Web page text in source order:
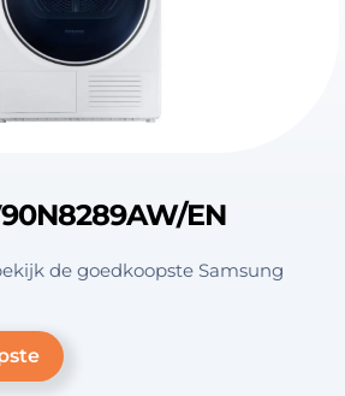
EN
de goedkoopste Samsung